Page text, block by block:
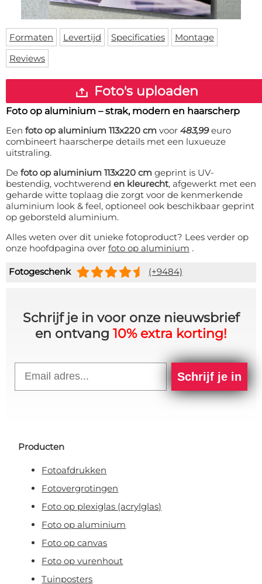
Deurmat
Vloermat
Skateboard deck
Over ons
Levertijden
Inloggen
WhatsApp
Formaten Levertijd Specificaties
Montage
Reviews
Foto's uploaden
Foto op aluminium – strak, modern en haarscherp
Een foto op aluminium 113x220 cm voor 483,99euro
combineert haarscherpe details met een luxueuze
uitstraling.
De foto op aluminium 113x220 cm geprint is UV-
bestendig, vochtwerend en kleurecht, afgewerkt met een
geharde witte toplaag die zorgt voor de kenmerkende
aluminium look & feel, optioneel ook beschikbaar geprint
op geborsteld aluminium.
Alles weten over dit unieke fotoproduct? Lees verder op
onze hoofdpagina over foto op aluminium .
Fotogeschenk (+9484)
Schrijf je in voor onze nieuwsbrief
en ontvang 10% extra korting!
Schrijf je in
Producten
Fotoafdrukken
Fotovergrotingen
Foto op plexiglas (acrylglas)
Foto op aluminium
Foto op canvas
Foto op vurenhout
Tuinposters